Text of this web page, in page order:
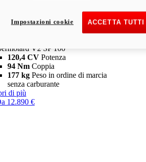
35 kW: 18.890 € i
scopri di più
V2 SP 100
120,4 CV Potenza
94 Nm Coppia
177 kg Peso in ordine di marcia
senza carburante
di più
12.890 €
ACCETTA
Impostazioni cookie